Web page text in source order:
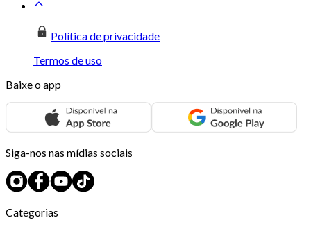
Política de privacidade
Termos de uso
Baixe o app
Siga-nos nas mídias sociais
Categorias